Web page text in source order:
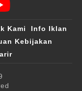
Kami
Info Iklan
Kebijakan